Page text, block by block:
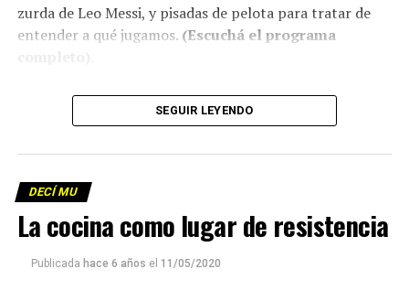
zurda de Leo Messi, y pisadas de pelota para tratar de
entender a qué jugamos. (Escuchá el programa
Descargar los archivos de audio:Bloque 1/Bloque 2
Descargar el programa
La reproducción de este programa es libre. Sólo tenés
que mandar un mail a
emitir todos los programas de Decí MU
SEGUIR LEYENDO
DECÍ MU
La cocina como lugar de resistencia
Publicada hace 6 años el 11/05/2020